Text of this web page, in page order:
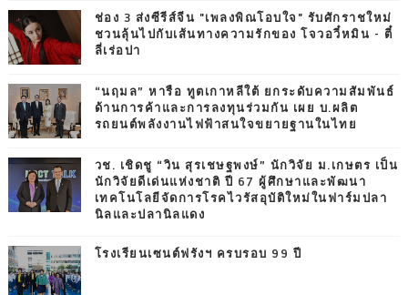
ช่อง 3 ส่งซีรีส์จีน "เพลงพิณโอบใจ" รับศักราชใหม่
ชวนลุ้นไปกับเส้นทางความรักของ โจวอวี๋หมิน - ตี๋
ลี่เร่อปา
“นฤมล” หารือ ทูตเกาหลีใต้ ยกระดับความสัมพันธ์
ด้านการค้าและการลงทุนร่วมกัน เผย บ.ผลิต
รถยนต์พลังงานไฟฟ้าสนใจขยายฐานในไทย
วช. เชิดชู “วิน สุรเชษฐพงษ์” นักวิจัย ม.เกษตร เป็น
นักวิจัยดีเด่นแห่งชาติ ปี 67 ผู้ศึกษาและพัฒนา
เทคโนโลยีจัดการโรคไวรัสอุบัติใหม่ในฟาร์มปลา
นิลและปลานิลแดง
โรงเรียนเซนต์ฟรังฯ ครบรอบ 99 ปี